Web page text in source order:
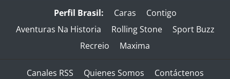
Perfil Brasil: Caras
Contigo
Aventuras Na Historia
Rolling Stone
Sport Buzz
Recreio
Maxima
Canales RSS Quienes Somos Contáctenos